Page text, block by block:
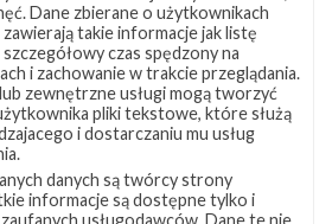
rozwoju ds. Marsa, obydwoje
a także Bobby Braun, dziekan
Stosowanej na CU Boulder
NASA. Jak powiedział
że może gościć tak wielu
akademickich, naukowych
Dane zbierane o użytkownikach
takie informacje jak listę
czas spędzony na
i zachowanie w trakcie przeglądania.
zewnętrzne usługi mogą tworzyć
pliki tekstowe, które służą
i dostarczaniu mu usług
danych są twórcy strony
informacje są dostępne tylko i